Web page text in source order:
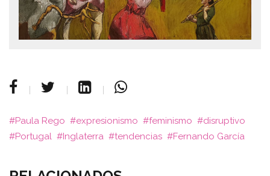
Paula Rego expresionismo feminismo
disruptivo
Portugal
Inglaterra tendencias Fernando García